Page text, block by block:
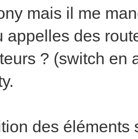
mais il me
appelles des
? (switch en
des